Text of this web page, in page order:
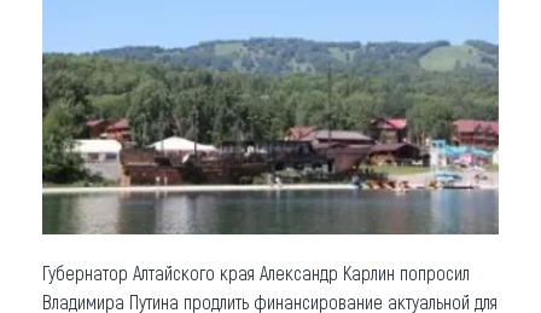
О регионе
Коллекция впечатлений
Другие рубрики
Губернатор Алтайского края Александр Карлин попросил
Владимира Путина продлить финансирование актуальной для